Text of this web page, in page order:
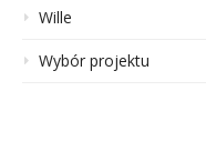
Wille
Wybór projektu